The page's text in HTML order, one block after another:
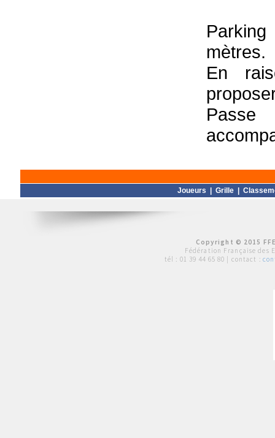
mètres.
En
Joueurs Grille
Copyright © 2015
Fédération Française des
tél : 01 39 44 65 80 | contact :